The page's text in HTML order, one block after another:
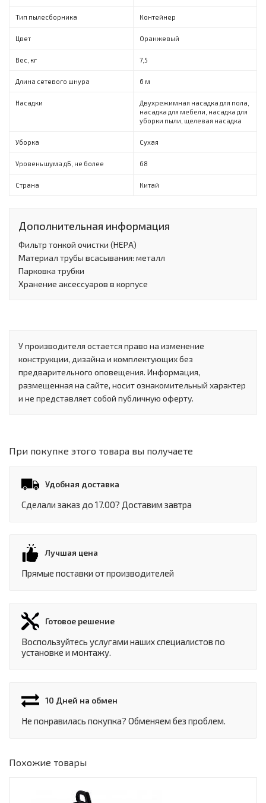
Тип пылесборника Контейнер
Цвет Оранжевый
Вес, кг 7,5
Длина сетевого шнура 6 м
Насадки
Двухрежимная насадка для пола,
насадка для мебели, насадка для
уборки пыли, щелевая насадка
Уборка Сухая
Уровень шума дБ, не более 68
Страна Китай
Дополнительная информация
Фильтр тонкой очистки (HEPA)
Материал трубы всасывания: металл
Парковка трубки
Хранение аксессуаров в корпусе
У производителя остается право на изменение
конструкции, дизайна и комплектующих без
предварительного оповещения. Информация,
размещенная на сайте, носит ознакомительный характер
и не представляет собой публичную оферту.
При покупке этого товара вы получаете
Удобная доставка
Сделали заказ до 17.00? Доставим завтра
Лучшая цена
Прямые поставки от производителей
Готовое решение
Воспользуйтесь услугами наших специалистов по
установке и монтажу.
10 Дней на обмен
Не понравилась покупка? Обменяем без проблем.
Похожие товары